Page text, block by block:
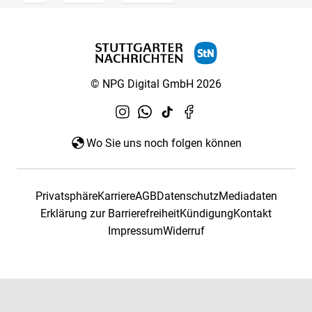
© NPG Digital GmbH 2026
Wo Sie uns noch folgen können
PrivatsphäreKarriereAGBDatenschutzMediadaten
Erklärung zur BarrierefreiheitKündigungKontakt
ImpressumWiderruf